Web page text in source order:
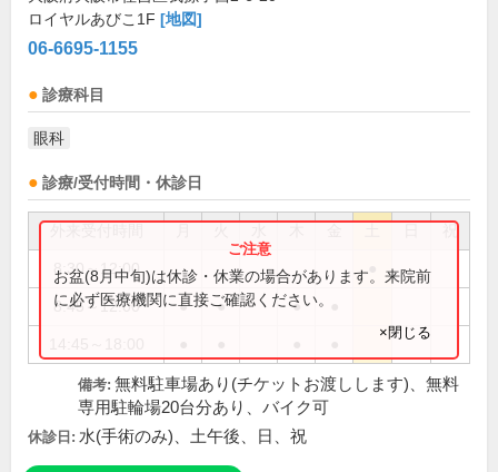
ロイヤルあびこ1F [地図]
06-6695-1155
診療科目
眼科
診療/受付時間・休診日
祝
8:30～12:00
8:45～12:00 ● ● ●
お盆(8月中旬)は休診・休業の場合があります。来院前
に必ず医療機関に直接ご確認ください。
×閉じる
備考: 無料駐車場あり(チケットお渡しします)、無料
専用駐輪場20台分あり、バイク可
休診日: 水(手術のみ)、土午後、日、祝